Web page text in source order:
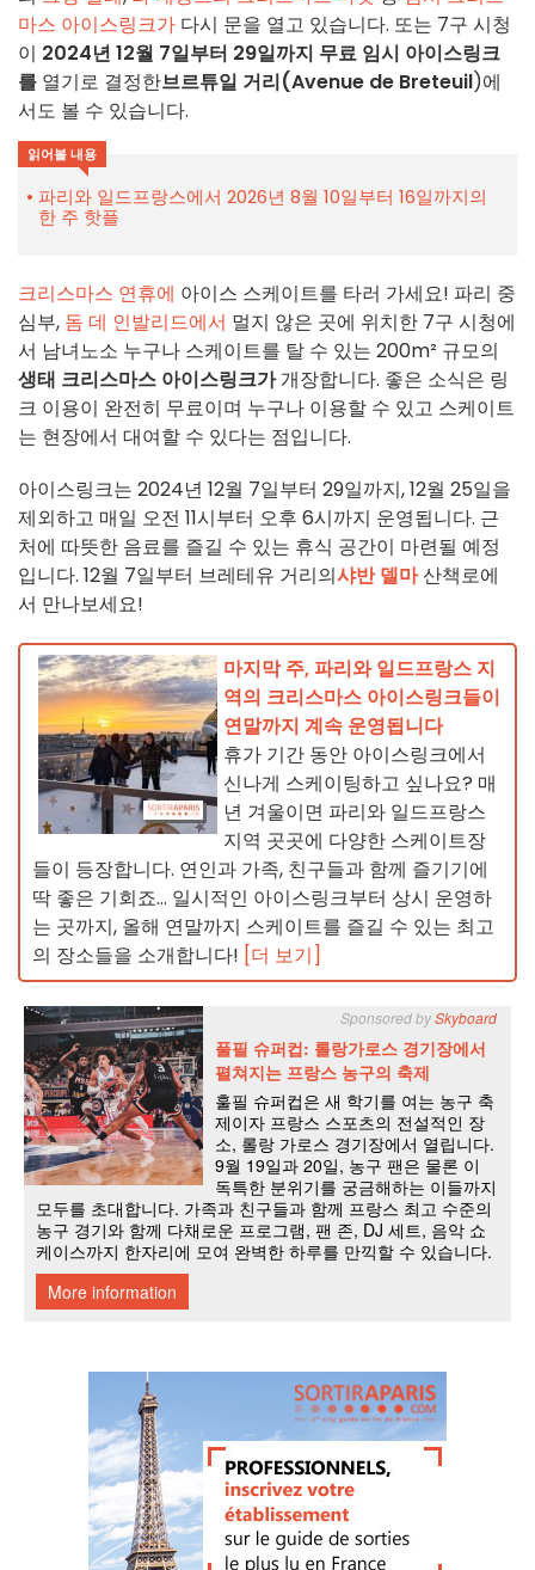
마스 아이스링크가 다시 문을 열고 있습니다. 또는 7구 시청
이 2024년 12월 7일부터 29일까지 무료 임시 아이스링크
를 열기로 결정한브르튜일 거리(Avenue de Breteuil)에
서도 볼 수 있습니다.
읽어볼 내용
파리와 일드프랑스에서 2026년 8월 10일부터 16일까지의
한 주 핫플
크리스마스 연휴에 아이스 스케이트를 타러 가세요! 파리 중
심부, 돔 데 인발리드에서 멀지 않은 곳에 위치한 7구 시청에
서 남녀노소 누구나 스케이트를 탈 수 있는 200m² 규모의
생태 크리스마스 아이스링크가개장합니다. 좋은 소식은 링
크 이용이 완전히 무료이며 누구나 이용할 수 있고 스케이트
는 현장에서 대여할 수 있다는 점입니다.
아이스링크는 2024년 12월 7일부터 29일까지, 12월 25일을
제외하고 매일 오전 11시부터 오후 6시까지 운영됩니다. 근
처에 따뜻한 음료를 즐길 수 있는 휴식 공간이 마련될 예정
입니다. 12월 7일부터 브레테유 거리의샤반 델마산책로에
서 만나보세요!
마지막 주, 파리와 일드프랑스 지
역의 크리스마스 아이스링크들이
연말까지 계속 운영됩니다
휴가 기간 동안 아이스링크에서
신나게 스케이팅하고 싶나요? 매
년 겨울이면 파리와 일드프랑스
지역 곳곳에 다양한 스케이트장
들이 등장합니다. 연인과 가족, 친구들과 함께 즐기기에
딱 좋은 기회죠... 일시적인 아이스링크부터 상시 운영하
는 곳까지, 올해 연말까지 스케이트를 즐길 수 있는 최고
의 장소들을 소개합니다! [더 보기]